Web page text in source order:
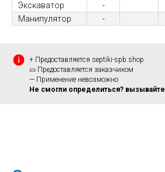
Экскаватор
-
Манипулятор
-
+ Предоставляется septiki-spb.shop
▭ Предоставляется заказчиком
— Применение невозможно
Не смогли определиться? вызывайте